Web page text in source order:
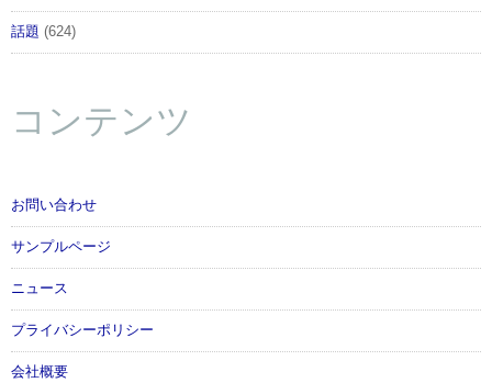
話題 (624)
コンテンツ
お問い合わせ
サンプルページ
ニュース
プライバシーポリシー
会社概要